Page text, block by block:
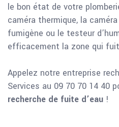
le bon état de votre
caméra thermique, la
fumigène ou le testeur
efficacement la zone qui
Appelez notre entreprise
Services au 09 70 70 14 40
recherche de fuite d’eau !